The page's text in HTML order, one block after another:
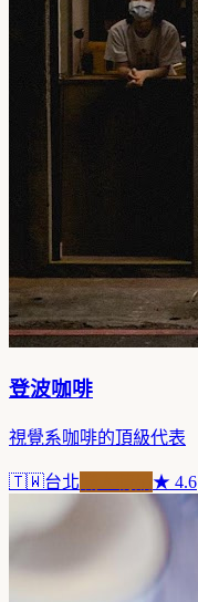
登波咖啡
視覺系咖啡的頂級代表
🇹🇼台北 ★ 4.6